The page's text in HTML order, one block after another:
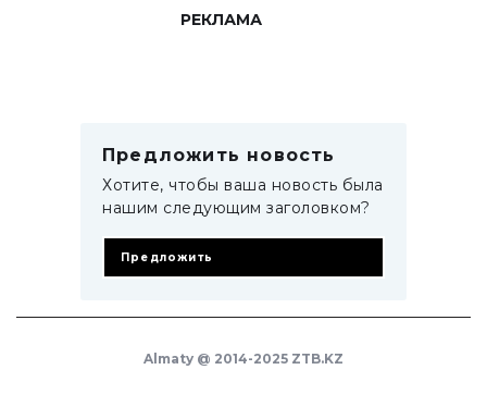
РЕКЛАМА
Предложить новость
Хотите, чтобы ваша новость была
нашим следующим заголовком?
Предложить
Almaty @ 2014-2025 ZTB.KZ